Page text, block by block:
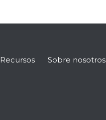
Recursos Sobre nosotros